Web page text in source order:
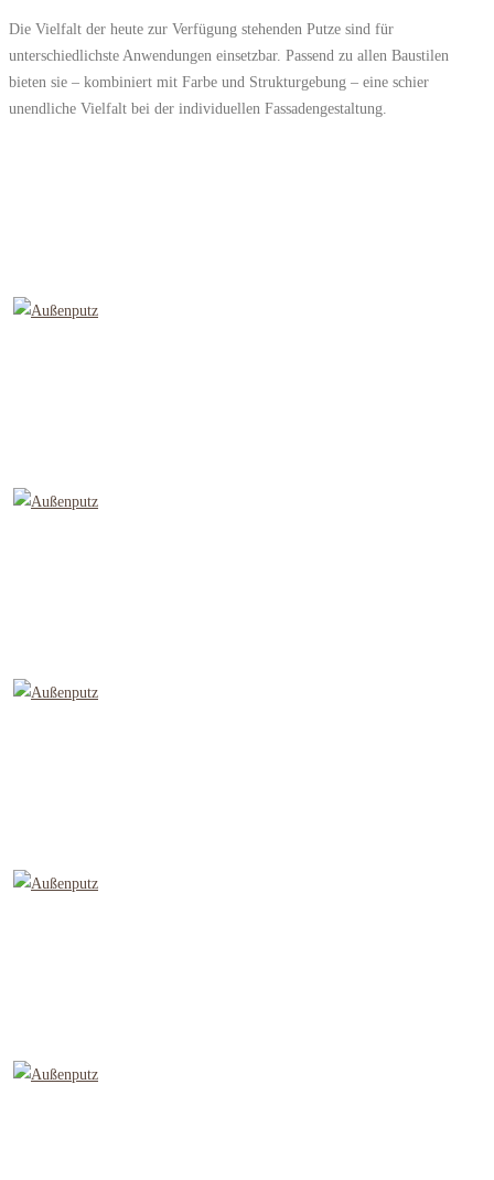
Die Vielfalt der heute zur Verfügung stehenden Putze sind für
unterschiedlichste Anwendungen einsetzbar. Passend zu allen Baustilen
bieten sie – kombiniert mit Farbe und Strukturgebung – eine schier
unendliche Vielfalt bei der individuellen Fassadengestaltung.